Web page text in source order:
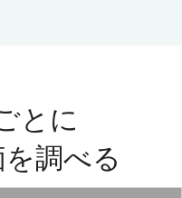
とに
調べる